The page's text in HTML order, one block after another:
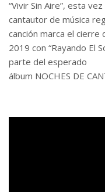
“Vivir Sin Aire”, esta
cantautor de música
canción marca el
2019 con “Rayando El
parte del esperado
álbum NOCHES DE